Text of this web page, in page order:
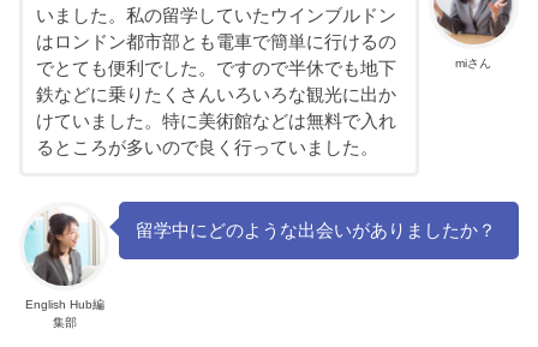
miさん
いました。私の留学していたウインブルドン
はロンドン都市部とも電車で簡単に行けるの
でとても便利でした。ですので半休でも地下
鉄などに乗りたくさんいろいろな観光に出か
けていました。特に美術館などは無料で入れ
るところが多いので良く行っていました。
English Hub編
集部
留学中にどのような出会いがありましたか？